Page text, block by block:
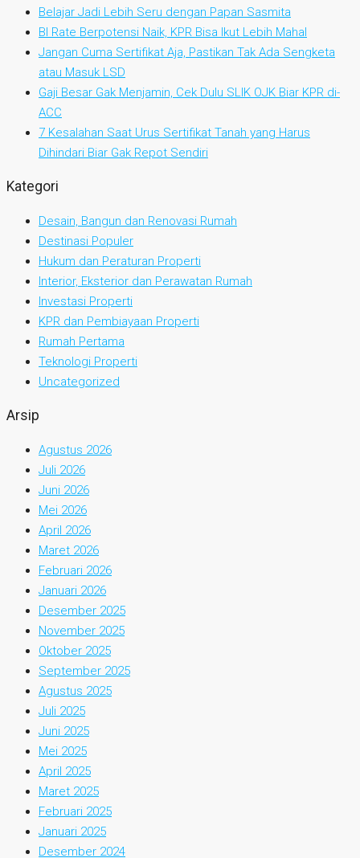
Belajar Jadi Lebih Seru dengan Papan Sasmita
BI Rate Berpotensi Naik, KPR Bisa Ikut Lebih Mahal
Jangan Cuma Sertifikat Aja, Pastikan Tak Ada Sengketa
atau Masuk LSD
Gaji Besar Gak Menjamin, Cek Dulu SLIK OJK Biar KPR di-
ACC
7 Kesalahan Saat Urus Sertifikat Tanah yang Harus
Dihindari Biar Gak Repot Sendiri
Kategori
Desain, Bangun dan Renovasi Rumah
Destinasi Populer
Hukum dan Peraturan Properti
Interior, Eksterior dan Perawatan Rumah
Investasi Properti
KPR dan Pembiayaan Properti
Rumah Pertama
Teknologi Properti
Uncategorized
Arsip
Agustus 2026
Juli 2026
Juni 2026
Mei 2026
April 2026
Maret 2026
Februari 2026
Januari 2026
Desember 2025
November 2025
Oktober 2025
September 2025
Agustus 2025
Juli 2025
Juni 2025
Mei 2025
April 2025
Maret 2025
Februari 2025
Januari 2025
Desember 2024